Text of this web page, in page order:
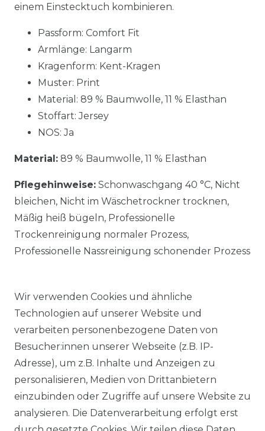
einem Einstecktuch kombinieren.
Passform: Comfort Fit
Armlänge: Langarm
Kragenform: Kent-Kragen
Muster: Print
Material: 89 % Baumwolle, 11 % Elasthan
Stoffart: Jersey
NOS: Ja
Material: 89 % Baumwolle, 11 % Elasthan
Pflegehinweise: Schonwaschgang 40 °C, Nicht
bleichen, Nicht im Wäschetrockner trocknen,
Mäßig heiß bügeln, Professionelle
Trockenreinigung normaler Prozess,
Professionelle Nassreinigung schonender Prozess
Ähnlicher Artikel
Venti - Modern Fit - Herren
Langarm Business Hemd
(144262600)
Wir verwenden Cookies und ähnliche
Technologien auf unserer Website und
verarbeiten personenbezogene Daten von
Besucher:innen unserer Webseite (z.B. IP-
Adresse), um z.B. Inhalte und Anzeigen zu
personalisieren, Medien von Drittanbietern
einzubinden oder Zugriffe auf unsere Website zu
analysieren. Die Datenverarbeitung erfolgt erst